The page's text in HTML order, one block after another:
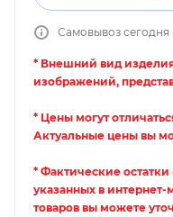
Самовывоз сегодня
* Внешний вид
изображений,
* Цены могут
Актуальные цены вы
* Фактические остатки
указанных в
товаров вы можете